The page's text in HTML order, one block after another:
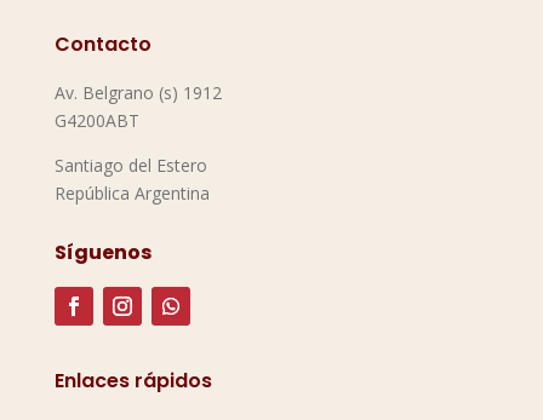
Contacto
Av. Belgrano (s) 1912
G4200ABT
Santiago del Estero
República Argentina
Síguenos
Enlaces rápidos